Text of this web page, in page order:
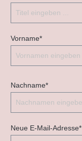
Vorname*
Nachname*
Neue E-Mail-Adresse*